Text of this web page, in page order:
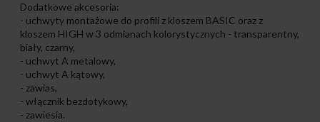
Dodatkowe akcesoria:
- uchwyty montażowe do profili z kloszem BASIC oraz z
kloszem HIGH w 3 odmianach kolorystycznych - transparentny,
biały, czarny,
- uchwyt A metalowy,
- uchwyt A kątowy,
- zawias,
- włącznik bezdotykowy,
- zawiesia.